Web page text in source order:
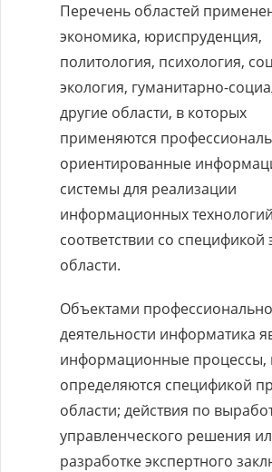
Перечень областей
экономика, юриспруденция,
политология, психология,
экология, гуманитарно-
другие области, в которых
применяются
ориентированные
системы для реализации
информационных
соответствии со спецификой
области.
Объектами
деятельности информатика
информационные процессы,
определяются спецификой
области; действия по
управленческого решения
разработке экспертного